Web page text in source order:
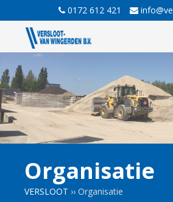
0172 612 421
Organisatie
VERSLOOT ›› Organisatie